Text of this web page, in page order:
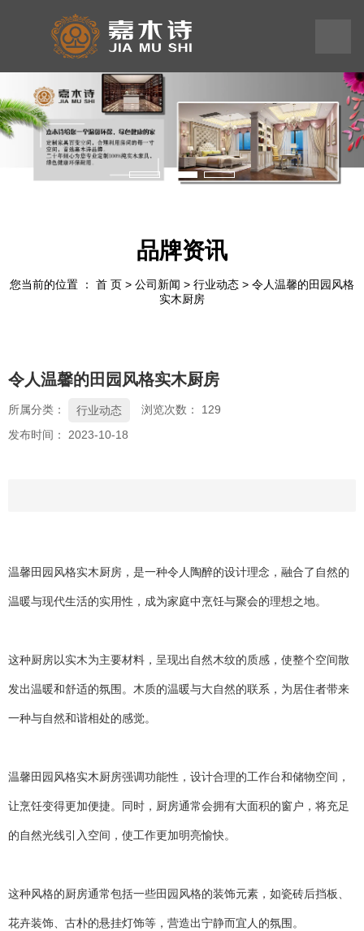
575
58
品牌资讯
您当前的位置 ： 首 页 > 公司新闻 > 行业动态 > 令人温馨的田园风格
实木厨房
令人温馨的田园风格实木厨房
所属分类： 行业动态 浏览次数： 129
发布时间： 2023-10-18
温馨田园风格实木厨房，是一种令人陶醉的设计理念，融合了自然的
温暖与现代生活的实用性，成为家庭中烹饪与聚会的理想之地。
这种厨房以实木为主要材料，呈现出自然木纹的质感，使整个空间散
发出温暖和舒适的氛围。木质的温暖与大自然的联系，为居住者带来
一种与自然和谐相处的感觉。
温馨田园风格实木厨房强调功能性，设计合理的工作台和储物空间，
让烹饪变得更加便捷。同时，厨房通常会拥有大面积的窗户，将充足
的自然光线引入空间，使工作更加明亮愉快。
这种风格的厨房通常包括一些田园风格的装饰元素，如瓷砖后挡板、
花卉装饰、古朴的悬挂灯饰等，营造出宁静而宜人的氛围。